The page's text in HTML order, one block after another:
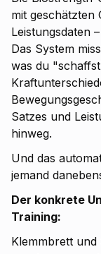
mit geschätzten
Leistungsdaten
Das System
was du
Satzes und
hinweg.
Und das
jemand
Der konkrete
Training:
Klemmbrett